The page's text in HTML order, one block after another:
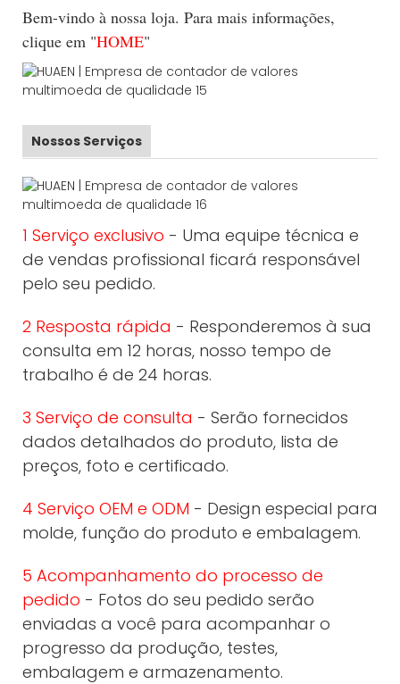
Bem-vindo à nossa loja. Para mais informações,
clique em "HOME"
Nossos Serviços
1 Serviço exclusivo - Uma equipe técnica e
de vendas profissional ficará responsável
pelo seu pedido.
2 Resposta rápida - Responderemos à sua
consulta em 12 horas, nosso tempo de
trabalho é de 24 horas.
3 Serviço de consulta - Serão fornecidos
dados detalhados do produto, lista de
preços, foto e certificado.
4 Serviço OEM e ODM - Design especial para
molde, função do produto e embalagem.
5 Acompanhamento do processo de
pedido - Fotos do seu pedido serão
enviadas a você para acompanhar o
progresso da produção, testes,
embalagem e armazenamento.